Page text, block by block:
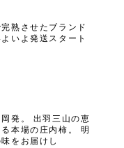
熟させたブランド
いよ発送スタート
発。 出羽三山の恵
本場の庄内柿。 明
をお届けし